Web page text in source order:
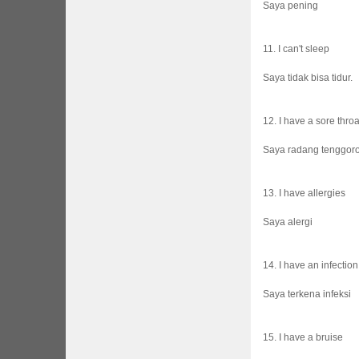
Saya pening
11. I can't sleep
Saya tidak bisa tidur.
12. I have a sore
Saya radang
13. I have allergies
Saya alergi
14. I have an infection
Saya terkena infeksi
15. I have a bruise